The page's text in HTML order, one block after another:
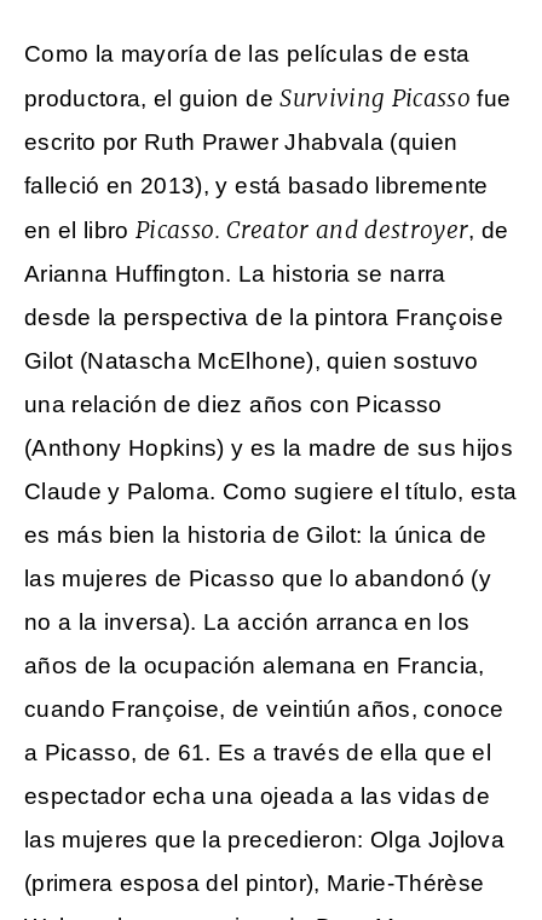
Como la mayoría de las películas de esta
productora, el guion deSurviving Picasso fue
escrito por Ruth Prawer Jhabvala (quien
falleció en 2013), y está basado libremente
en el libro Picasso. Creator and destroyer, de
Arianna Huffington. La historia se narra
desde la perspectiva de la pintora Françoise
Gilot (Natascha McElhone), quien sostuvo
una relación de diez años con Picasso
(Anthony Hopkins) y es la madre de sus hijos
Claude y Paloma. Como sugiere el título, esta
es más bien la historia de Gilot: la única de
las mujeres de Picasso que lo abandonó (y
no a la inversa). La acción arranca en los
años de la ocupación alemana en Francia,
cuando Françoise, de veintiún años, conoce
a Picasso, de 61. Es a través de ella que el
espectador echa una ojeada a las vidas de
las mujeres que la precedieron: Olga Jojlova
(primera esposa del pintor), Marie-Thérèse